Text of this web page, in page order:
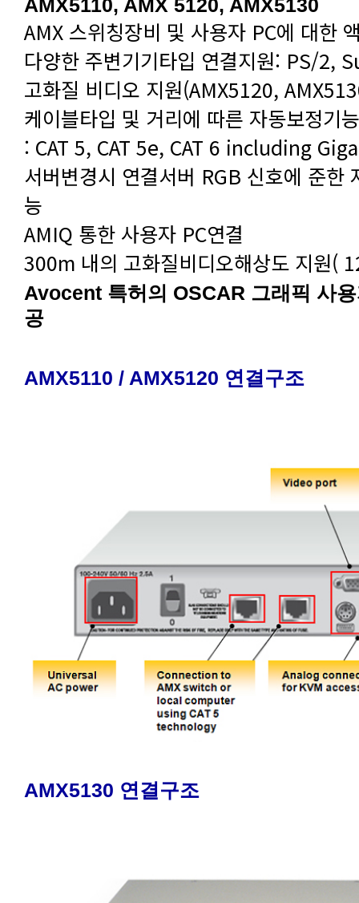
AMX5110, AMX 5120, AMX5130
AMX 스위칭장비 및 사용자 PC에 대한
다양한 주변기기타입 연결지원: PS/2,
고화질 비디오 지원(AMX5120,
케이블타입 및 거리에 따른 자동보정기
: CAT 5, CAT 5e, CAT 6 including
능
AMIQ 통한 사용자 PC연결
300m 내의 고화질비디오해상도 지원(
공
AMX5110 / AMX5120 연결구조
AMX5130 연결구조